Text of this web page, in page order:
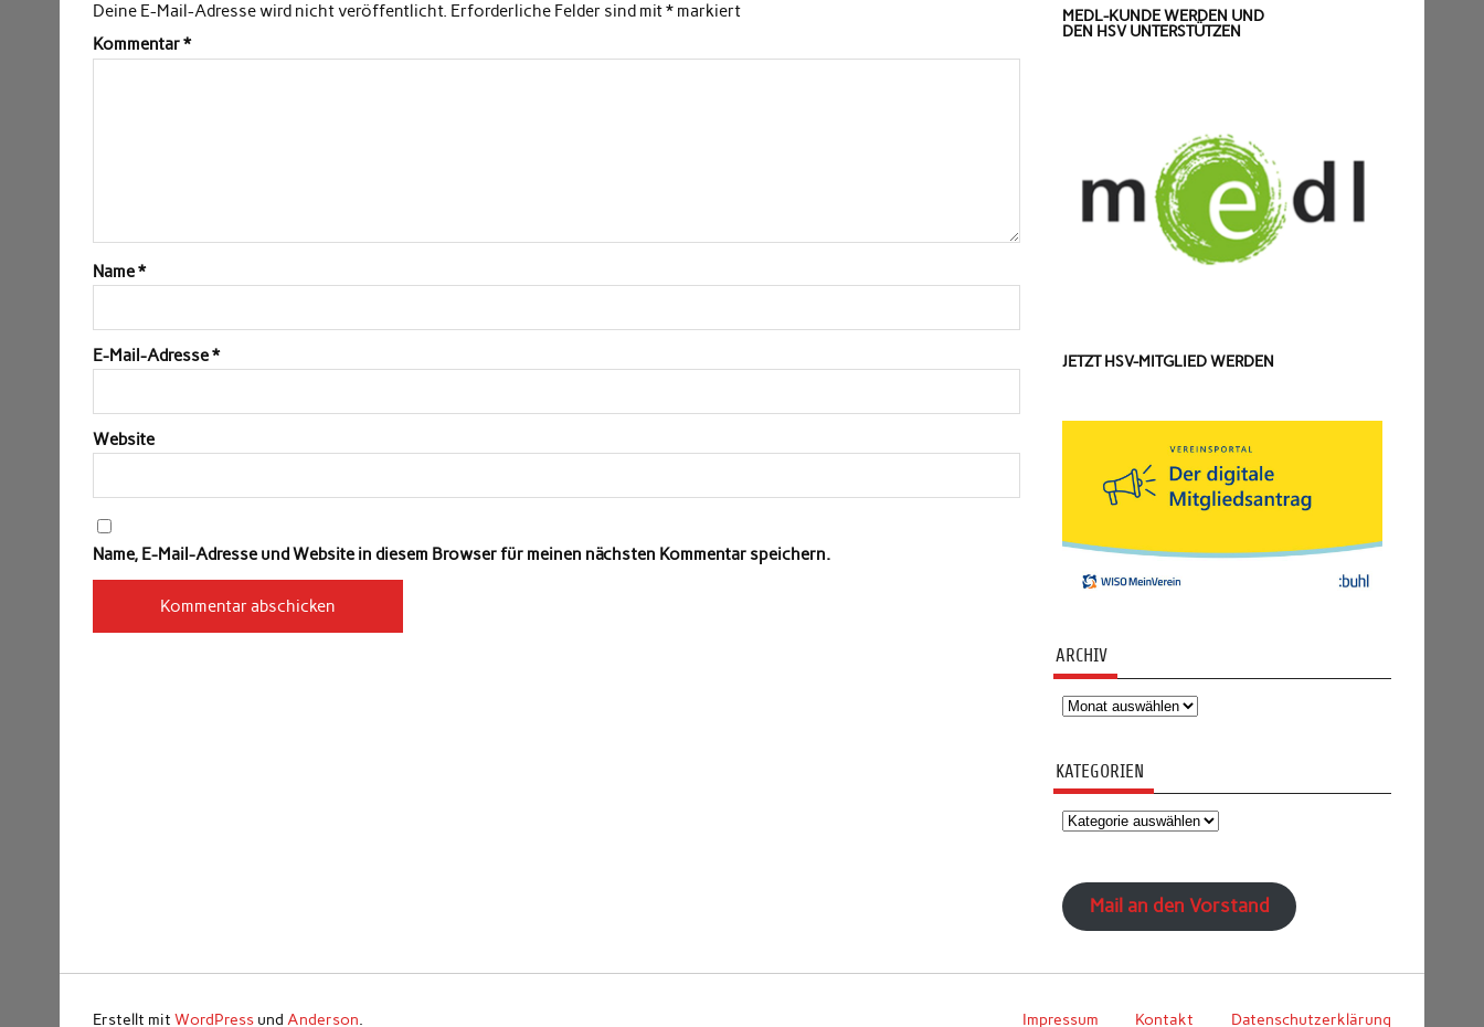
Deine E-Mail-Adresse wird nicht veröffentlicht. Erforderliche Felder sind mit* markiert
Kommentar*
Name*
E-Mail-Adresse*
Website
Name, E-Mail-Adresse und Website in diesem Browser für meinen nächsten Kommentar speichern.
MEDL-KUNDE WERDEN UND
DEN HSV UNTERSTÜTZEN
JETZT HSV-MITGLIED WERDEN
ARCHIV
Archiv
KATEGORIEN
Kategorien
Mail an den Vorstand
Impressum Kontakt Datenschutzerklärung
Erstellt mitWordPress und Anderson